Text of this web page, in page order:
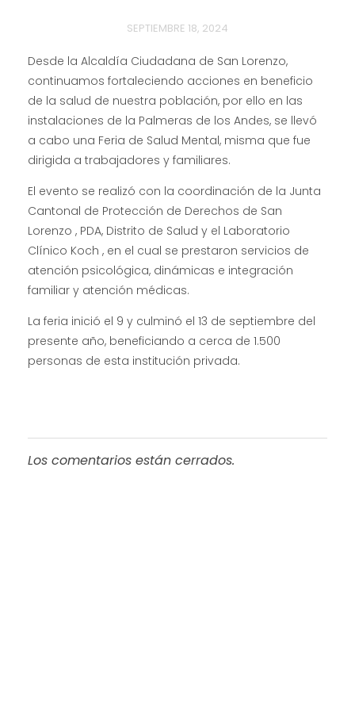
SEPTIEMBRE 18, 2024
Desde la Alcaldía Ciudadana de San Lorenzo,
continuamos fortaleciendo acciones en beneficio
de la salud de nuestra población, por ello en las
instalaciones de la Palmeras de los Andes, se llevó
a cabo una Feria de Salud Mental, misma que fue
dirigida a trabajadores y familiares.
El evento se realizó con la coordinación de la Junta
Cantonal de Protección de Derechos de San
Lorenzo , PDA, Distrito de Salud y el Laboratorio
Clínico Koch , en el cual se prestaron servicios de
atención psicológica, dinámicas e integración
familiar y atención médicas.
La feria inició el 9 y culminó el 13 de septiembre del
presente año, beneficiando a cerca de 1.500
personas de esta institución privada.
Los comentarios están cerrados.